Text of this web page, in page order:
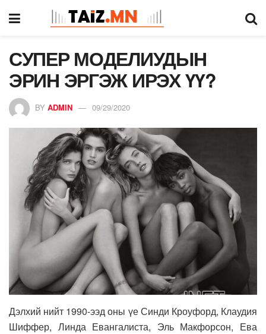
СУПЕР МОДЕЛИУДЫН
ЭРИН ЭРГЭЖ ИРЭХ ҮҮ?
BY ADMIN 09/29/2020
Дэлхий нийт 1990-ээд оны үе Синди Кроуфорд, Клаудия
Шиффер, Линда Евангалиста, Эль Макфорсон, Ева